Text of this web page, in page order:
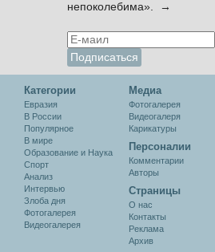
непоколебима». →
Категории
Евразия
В России
Популярное
В мире
Образование и Наука
Спорт
Анализ
Интервью
Злоба дня
Фотогалерея
Видеогалерея
Медиа
Фотогалерея
Видеогалеря
Карикатуры
Персоналии
Комментарии
Авторы
Cтраницы
О нас
Контакты
Реклама
Архив